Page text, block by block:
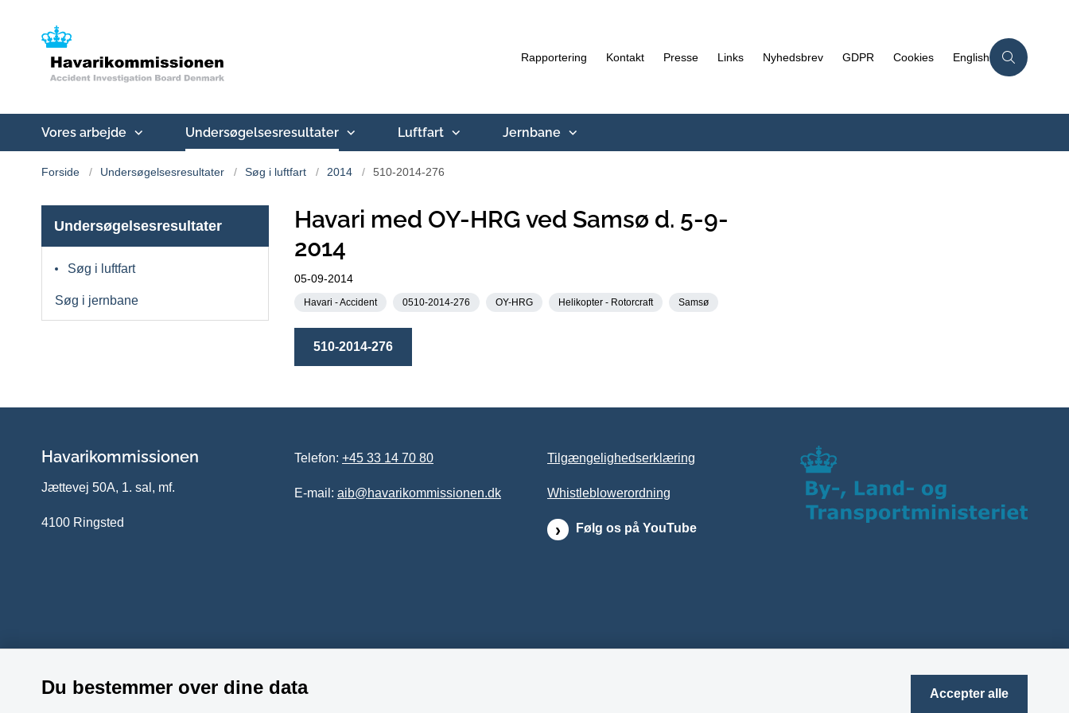
Rapportering Kontakt Presse Links Nyhedsbrev GDPR Cookies English
Vores arbejde Undersøgelsesresultater Luftfart Jernbane
Forside Undersøgelsesresultater Søg i luftfart 2014 510-2014-276
Undersøgelsesresultater
Søg i luftfart
Søg i jernbane
Havari med OY-HRG ved Samsø d. 5-9-
2014
05-09-2014
Havari - Accident 0510-2014-276 OY-HRG Helikopter - Rotorcraft Samsø
510-2014-276
Havarikommissionen
Jættevej 50A, 1. sal, mf.
4100 Ringsted
Telefon: +45 33 14 70 80
E-mail: aib@havarikommissionen.dk
Tilgængelighedserklæring
Whistleblowerordning
Følg os på YouTube
Du bestemmer over dine data Accepter alle